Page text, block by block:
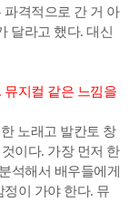
격적으로 간 거 아
달라고 했다. 대신
뮤지컬 같은 느낌을
노래고 발칸토 창
이다. 가장 먼저 한
석해서 배우들에게
이 가야 한다. 뮤